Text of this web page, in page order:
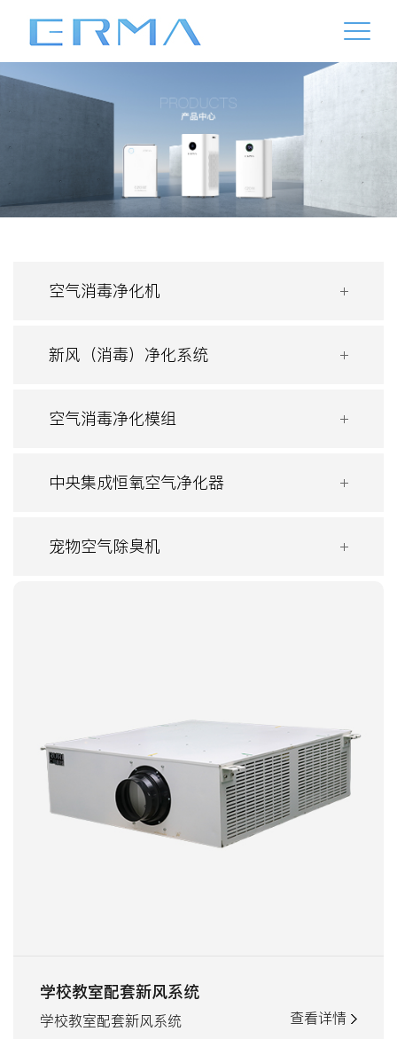
空气消毒净化机
新风（消毒）净化系统
空气消毒净化模组
中央集成恒氧空气净化器
宠物空气除臭机
学校教室配套新风系统
学校教室配套新风系统 查看详情